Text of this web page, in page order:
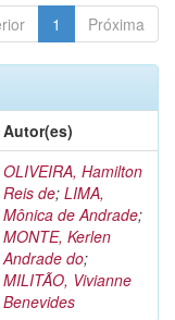
1 Próxima
Autor(es)
OLIVEIRA, Hamilton
Reis de; LIMA,
Mônica de Andrade;
MONTE, Kerlen
Andrade do;
MILITÃO, Vivianne
Benevides